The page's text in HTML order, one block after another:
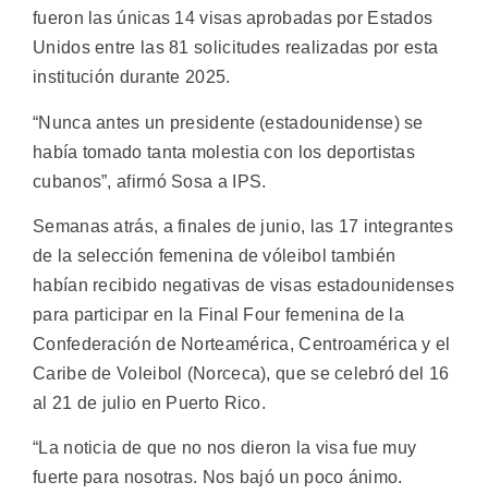
fueron las únicas 14 visas aprobadas por Estados
Unidos entre las 81 solicitudes realizadas por esta
institución durante 2025.
“Nunca antes un presidente (estadounidense) se
había tomado tanta molestia con los deportistas
cubanos”, afirmó Sosa a IPS.
Semanas atrás, a finales de junio, las 17 integrantes
de la selección femenina de vóleibol también
habían recibido negativas de visas estadounidenses
para participar en la Final Four femenina de la
Confederación de Norteamérica, Centroamérica y el
Caribe de Voleibol (Norceca), que se celebró del 16
al 21 de julio en Puerto Rico.
“La noticia de que no nos dieron la visa fue muy
fuerte para nosotras. Nos bajó un poco ánimo.